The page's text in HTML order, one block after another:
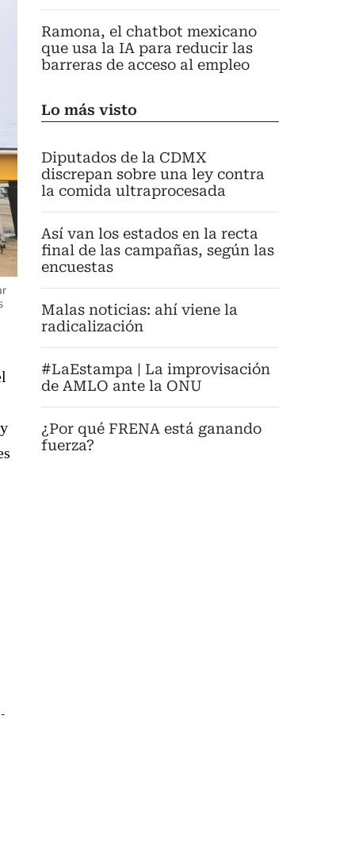
Ramona, el chatbot mexicano
que usa la IA para reducir las
barreras de acceso al empleo
Lo más visto
Diputados de la CDMX
discrepan sobre una ley contra
la comida ultraprocesada
Así van los estados en la recta
final de las campañas, según las
encuestas
Malas noticias: ahí viene la
radicalización
#LaEstampa | La improvisación
de AMLO ante la ONU
¿Por qué FRENA está ganando
fuerza?